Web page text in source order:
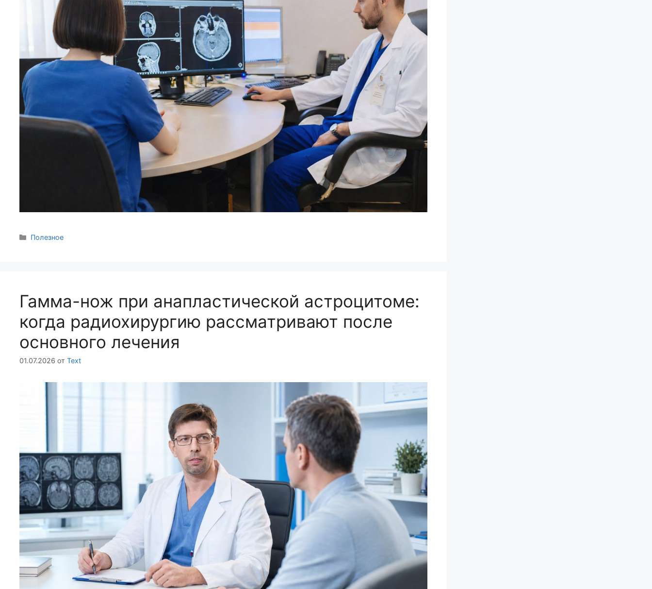
Полезное
Гамма-нож при анапластической астроцитоме:
когда радиохирургию рассматривают после
основного лечения
01.07.2026 от Text